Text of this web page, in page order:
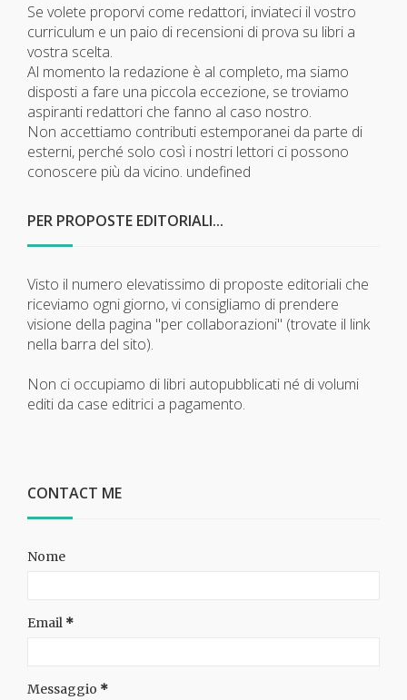
Se volete proporvi come redattori, inviateci il vostro
curriculum e un paio di recensioni di prova su libri a
vostra scelta.
Al momento la redazione è al completo, ma siamo
disposti a fare una piccola eccezione, se troviamo
aspiranti redattori che fanno al caso nostro.
Non accettiamo contributi estemporanei da parte di
esterni, perché solo così i nostri lettori ci possono
conoscere più da vicino. undefined
PER PROPOSTE EDITORIALI...
Visto il numero elevatissimo di proposte editoriali che
riceviamo ogni giorno, vi consigliamo di prendere
visione della pagina "per collaborazioni" (trovate il link
nella barra del sito).
Non ci occupiamo di libri autopubblicati né di volumi
editi da case editrici a pagamento.
CONTACT ME
Nome
Email *
Messaggio *